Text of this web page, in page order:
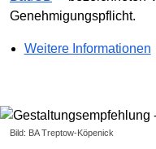
Genehmigungspflicht.
Weitere Informationen
Bild: BA Treptow-Köpenick